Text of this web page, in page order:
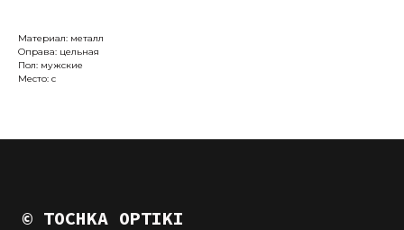
Материал: металл
Оправа: цельная
Пол: мужские
Место: c
© TOCHKA OPTIKI